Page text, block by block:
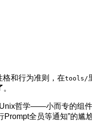
格和行为准则，在tools/
。
哲学——小而专的组
全员等通知”的尴尬